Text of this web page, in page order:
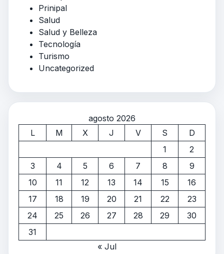
Prinipal
Salud
Salud y Belleza
Tecnología
Turismo
Uncategorized
agosto 2026
L
M X J V S
D
1
2
3
4 5 6 7 8
9
10
11 12 13 14 15
16
17
18 19 20 21 22
23
24
25 26 27 28 29
30
31
« Jul